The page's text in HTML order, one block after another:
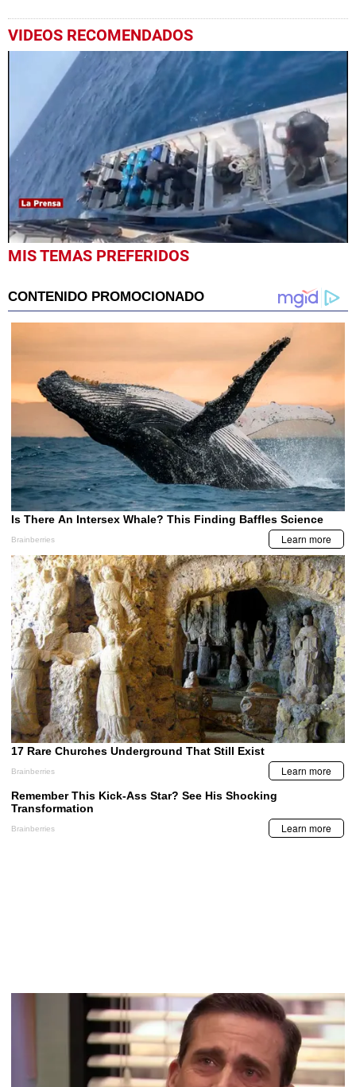
VIDEOS RECOMENDADOS
0
seconds
minute,
33
seconds
MIS TEMAS PREFERIDOS